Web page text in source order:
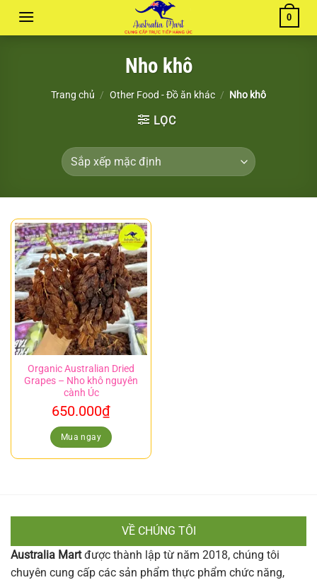
0
Nho khô
Trang chủ / Other Food - Đồ ăn khác / Nho khô
LỌC
Organic Australian Dried
Grapes – Nho khô nguyên
cành Úc
650.000₫
Mua ngay
VỀ CHÚNG TÔI
Australia Martđược thành lập từ năm 2018, chúng tôi
chuyên cung cấp các sản phẩm thực phẩm chức năng,